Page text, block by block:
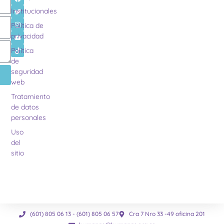
Institucionales
Política de
privacidad
Política
de
seguridad
web
Tratamiento
de datos
personales
Uso
del
sitio
(601) 805 06 13 - (601) 805 06 57
Cra 7 Nro 33 -49 oficina 201